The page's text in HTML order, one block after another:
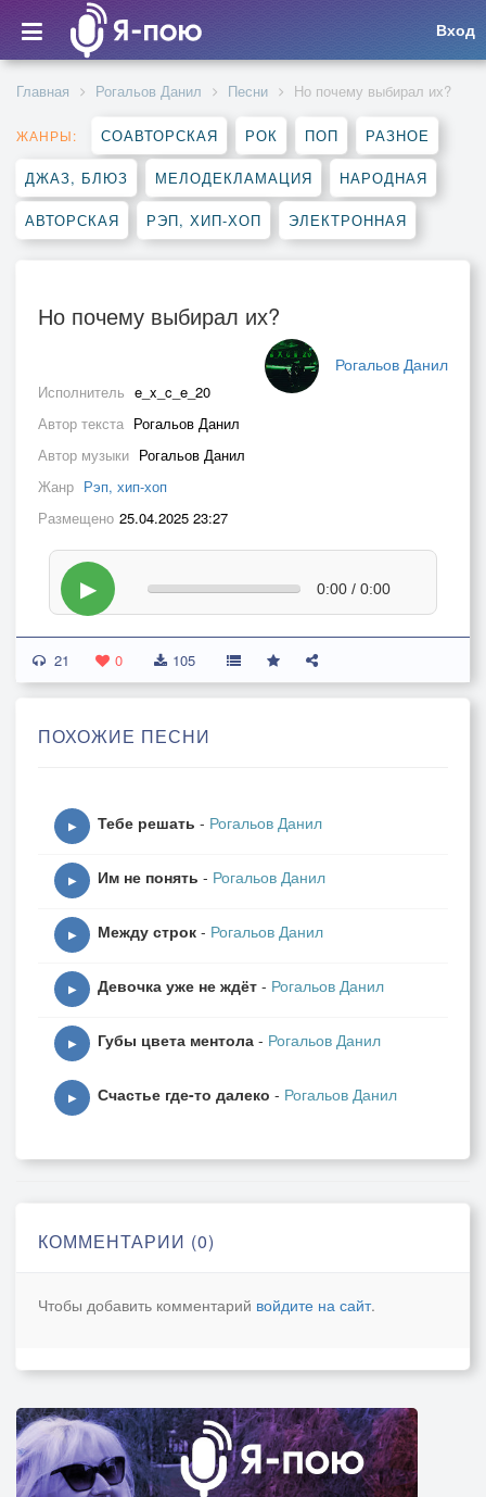
Вход
Главная Рогальов Данил Песни Но почему выбирал их?
ЖАНРЫ: СОАВТОРСКАЯ РОК ПОП РАЗНОЕ
ДЖАЗ, БЛЮЗ МЕЛОДЕКЛАМАЦИЯ НАРОДНАЯ
АВТОРСКАЯ РЭП, ХИП-ХОП ЭЛЕКТРОННАЯ
Но почему выбирал их?
Рогальов Данил
Исполнитель e_x_c_e_20
Автор текста Рогальов Данил
Автор музыки Рогальов Данил
Жанр Рэп, хип-хоп
Размещено 25.04.2025 23:27
▶ 0:00 / 0:00
21 0 105
ПОХОЖИЕ ПЕСНИ
▶ Тебе решать - Рогальов Данил
▶ Им не понять - Рогальов Данил
▶ Между строк - Рогальов Данил
▶ Девочка уже не ждёт - Рогальов Данил
▶ Губы цвета ментола - Рогальов Данил
▶ Счастье где-то далеко - Рогальов Данил
КОММЕНТАРИИ (0)
Чтобы добавить комментарий войдите на сайт.